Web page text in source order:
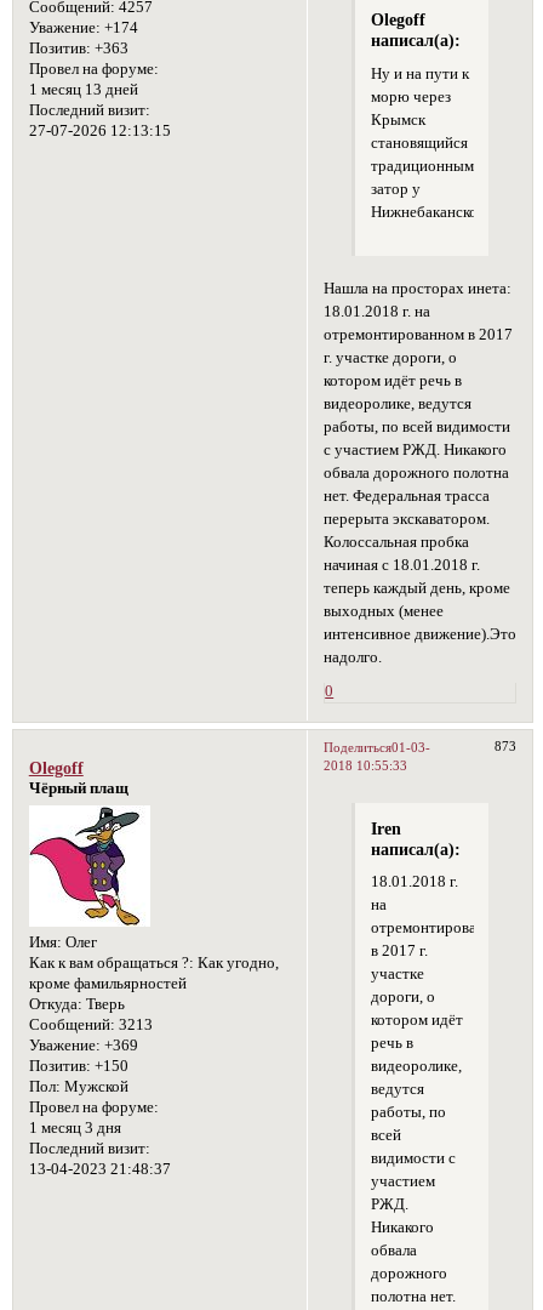
Сообщений: 4257
Уважение: +174
Позитив: +363
Провел на форуме:
1 месяц 13 дней
Последний визит:
27-07-2026 12:13:15
Olegoff
написал(а):
Ну и на пути к
морю через
Крымск
становящийся
традиционным
затор у
Нижнебаканской.
Нашла на просторах инета:
18.01.2018 г. на
отремонтированном в 2017
г. участке дороги, о
котором идёт речь в
видеоролике, ведутся
работы, по всей видимости
с участием РЖД. Никакого
обвала дорожного полотна
нет. Федеральная трасса
перерыта экскаватором.
Колоссальная пробка
начиная с 18.01.2018 г.
теперь каждый день, кроме
выходных (менее
интенсивное движение).Это
надолго.
0
Поделиться 873
01-03-
2018 10:55:33
Olegoff
Чёрный плащ
Имя: Олег
Как к вам обращаться ?: Как угодно,
кроме фамильярностей
Откуда: Тверь
Сообщений: 3213
Уважение: +369
Позитив: +150
Пол: Мужской
Провел на форуме:
1 месяц 3 дня
Последний визит:
13-04-2023 21:48:37
Iren
написал(а):
18.01.2018 г.
на
отремонтированном
в 2017 г.
участке
дороги, о
котором идёт
речь в
видеоролике,
ведутся
работы, по
всей
видимости с
участием
РЖД.
Никакого
обвала
дорожного
полотна нет.